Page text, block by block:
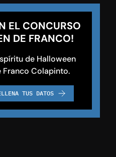
EL CONCURSO
DE FRANCO!
de Halloween
Colapinto.
TUS DATOS